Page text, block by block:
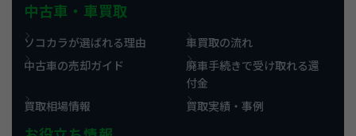
中古車・車買取
ソコカラが選ばれる理由
車買取の流れ
中古車の売却ガイド
廃車手続きで受け取れる還
付金
買取相場情報
買取実績・事例